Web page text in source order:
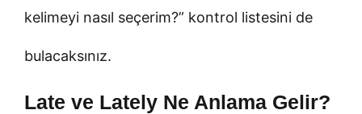
kelimeyi nasıl seçerim?” kontrol listesini de
bulacaksınız.
Late ve Lately Ne Anlama Gelir?